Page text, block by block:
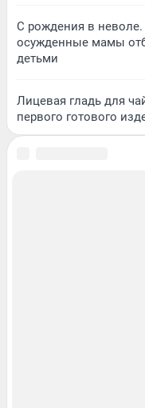
С рождения в
осужденные мамы
детьми
Лицевая гладь для
первого готового